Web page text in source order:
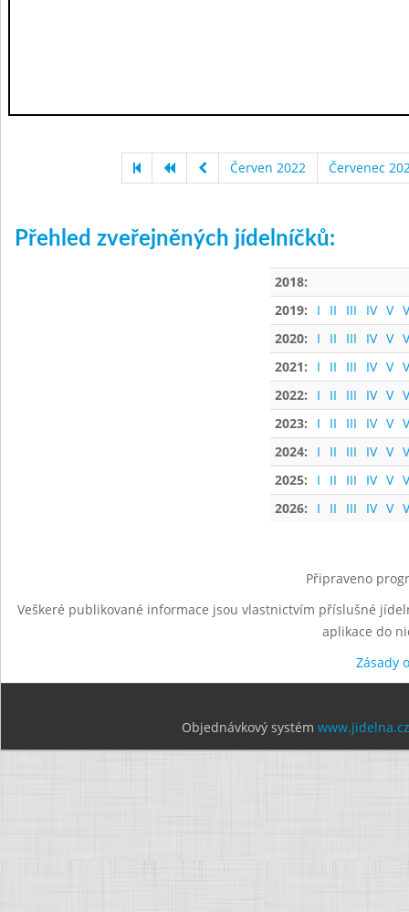
Červen 2022 Červenec
Přehled zveřejněných jídelníčků:
2018:
2019:
I II III IV V
2020:
I II III IV V
2021:
I II III IV V
2022:
I II III IV V
2023:
I II III IV V
2024:
I II III IV V
2025:
I II III IV V
2026:
I II III IV V
Připraveno
Veškeré publikované informace jsou vlastnictvím příslušné
aplikace do
Zásady
Objednávkový systém www.jidelna.cz